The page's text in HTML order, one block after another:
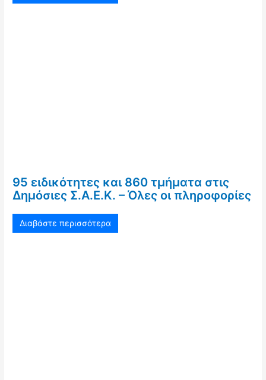
95 ειδικότητες και 860 τμήματα στις
Δημόσιες Σ.Α.Ε.Κ. – Όλες οι πληροφορίες
Διαβάστε περισσότερα